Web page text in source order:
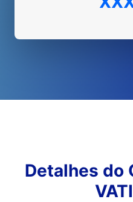
Detalhes do